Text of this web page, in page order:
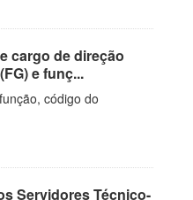
cargo de direção
e funç...
código do
Servidores Técnico-